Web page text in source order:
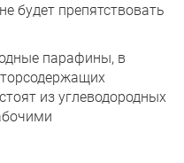
будет препятствовать
парафины, в
из углеводородных